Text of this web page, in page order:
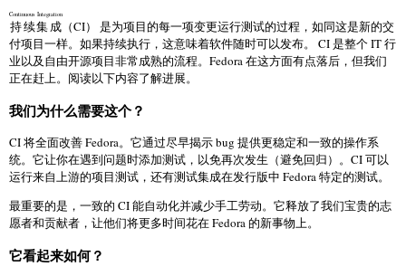
持续集成
Continuous Integration
（CI） 是为项目的每一项变更运行测试的过程，如同这是新的交
付项目一样。如果持续执行，这意味着软件随时可以发布。 CI 是整个 IT 行
业以及自由开源项目非常成熟的流程。Fedora 在这方面有点落后，但我们
正在赶上。阅读以下内容了解进展。
我们为什么需要这个？
CI 将全面改善 Fedora。它通过尽早揭示 bug 提供更稳定和一致的操作系
统。它让你在遇到问题时添加测试，以免再次发生（避免回归）。CI 可以
运行来自上游的项目测试，还有测试集成在发行版中 Fedora 特定的测试。
最重要的是，一致的 CI 能自动化并减少手工劳动。它释放了我们宝贵的志
愿者和贡献者，让他们将更多时间花在 Fedora 的新事物上。
它看起来如何？